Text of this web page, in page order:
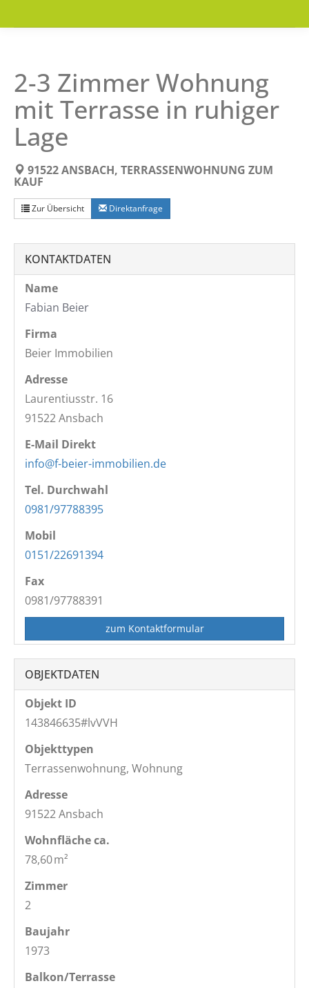
2-3 Zimmer Wohnung
mit Terrasse in ruhiger
Lage
91522 ANSBACH, TERRASSENWOHNUNG ZUM
KAUF
Zur Übersicht Direktanfrage
KONTAKTDATEN
Name
Fabian Beier
Firma
Beier Immobilien
Adresse
Laurentiusstr. 16
91522Ansbach
E-Mail Direkt
info@f-beier-immobilien.de
Tel. Durchwahl
0981/97788395
Mobil
0151/22691394
Fax
0981/97788391
zum Kontaktformular
OBJEKTDATEN
Objekt ID
143846635#lvVVH
Objekttypen
Terrassenwohnung, Wohnung
Adresse
91522 Ansbach
Wohnfläche ca.
78,60 m²
Zimmer
2
Baujahr
1973
Balkon/Terrasse